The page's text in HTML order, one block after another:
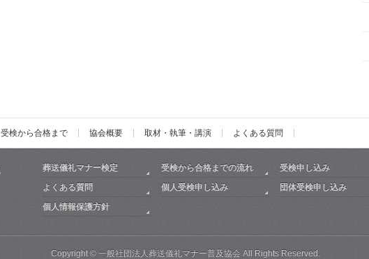
受検から合格まで 協会概要 取材・執筆・講演 よくある質問
葬送儀礼マナー検定 受検から合格までの流れ 受検申し込み
よくある質問
個人受検申し込み 団体受検申し込み
個人情報保護方針
Copyright © 一般社団法人葬送儀礼マナー普及協会 All Rights Reserved.